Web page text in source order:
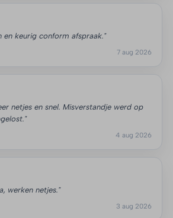
en keurig conform afspraak."
7 aug 2026
netjes en snel. Misverstandje werd op
4 aug 2026
werken netjes."
3 aug 2026